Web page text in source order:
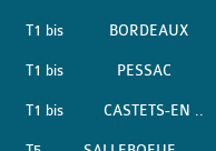
T1 bis BORDEAUX
T1 bis PESSAC
T1 bis CASTETS-EN ..